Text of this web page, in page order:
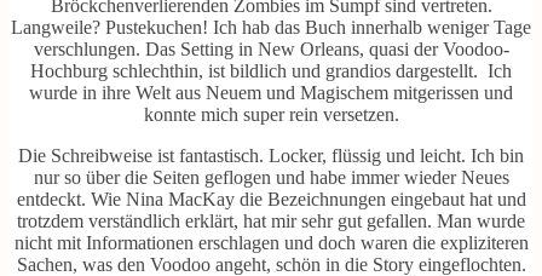
Bröckchenverlierenden Zombies im Sumpf sind vertreten.
Langweile? Pustekuchen! Ich hab das Buch innerhalb weniger Tage
verschlungen. Das Setting in New Orleans, quasi der Voodoo-
Hochburg schlechthin, ist bildlich und grandios dargestellt. Ich
wurde in ihre Welt aus Neuem und Magischem mitgerissen und
konnte mich super rein versetzen.
Die Schreibweise ist fantastisch. Locker, flüssig und leicht. Ich bin
nur so über die Seiten geflogen und habe immer wieder Neues
entdeckt. Wie Nina MacKay die Bezeichnungen eingebaut hat und
trotzdem verständlich erklärt, hat mir sehr gut gefallen. Man wurde
nicht mit Informationen erschlagen und doch waren die expliziteren
Sachen, was den Voodoo angeht, schön in die Story eingeflochten.